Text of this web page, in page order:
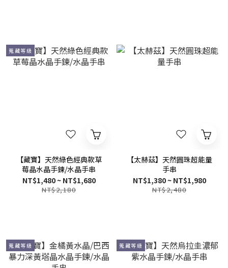
蒐藏等級
【藏寶】天然綠色經典款草
莓晶水晶手鍊/水晶手串
NT$1,480 ~ NT$1,680
NT$2,180
【太赫茲】天然圓珠超能量
手串
NT$1,380 ~ NT$1,980
NT$2,480
蒐藏等級 蒐藏等級